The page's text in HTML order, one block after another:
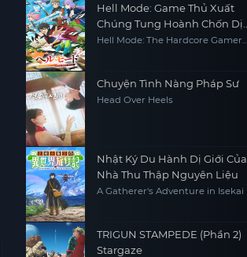
Hell Mode: Game Thủ Xuất
Chúng Tung Hoành Chốn Dị
Giới Hỗn Nguyên (Phần 2)
Hell Mode: The Hardcore Gamer
Chuyện Tình Nàng Pháp Sư
Head Over Heels
Nhật Ký Du Hành Dị Giới Của
Nhà Thu Thập Nguyên Liệu
A Gatherer's Adventure in Isekai
TRIGUN STAMPEDE (Phần 2)
Stargaze